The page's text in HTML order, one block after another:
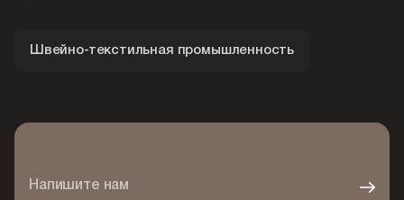
Швейно-текстильная промышленность
Напишите нам